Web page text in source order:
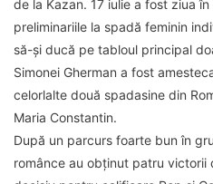
de la Kazan. 17 iulie a fost ziua
preliminariile la spadă feminin
să-și ducă pe tabloul principal
Simonei Gherman a fost
celorlalte două spadasine din
Maria Constantin.
După un parcurs foarte bun în
românce au obținut patru victorii